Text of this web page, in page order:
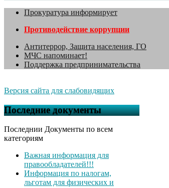
Прокуратура информирует
Противодействие коррупции
Антитеррор, Защита населения, ГО
МЧС напоминает!
Поддержка предпринимательства
Версия сайта для слабовидящих
Последние документы
Последнии Документы по всем
категориям
Важная информация для
правообладателей!!!
Информация по налогам,
льготам для физических и